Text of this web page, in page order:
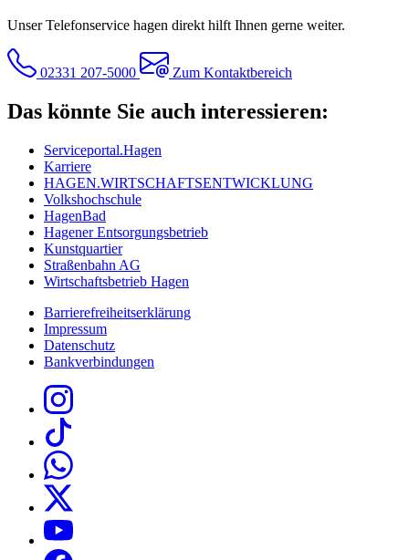
Unser Telefonservice hagen direkt hilft Ihnen gerne weiter.
02331 207-5000 Zum Kontaktbereich
Das könnte Sie auch interessieren:
Serviceportal.Hagen
Karriere
HAGEN.WIRTSCHAFTSENTWICKLUNG
Volkshochschule
HagenBad
Hagener Entsorgungsbetrieb
Kunstquartier
Straßenbahn AG
Wirtschaftsbetrieb Hagen
Barrierefreiheitserklärung
Impressum
Datenschutz
Bankverbindungen